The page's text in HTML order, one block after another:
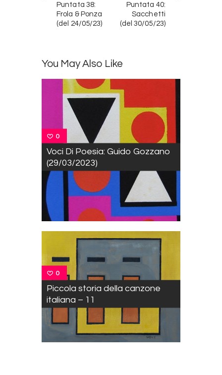
Puntata 38:
Frola & Ponza
(del 24/05/23)
Puntata 40:
Sacchetti
(del 30/05/23)
You May Also Like
0
Voci Di Poesia: Guido Gozzano
(29/03/2023)
0
Piccola storia della canzone
italiana – 11